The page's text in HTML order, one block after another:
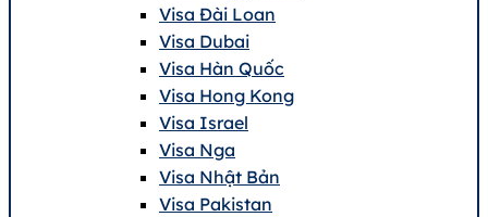
Visa Đài Loan
Visa Dubai
Visa Hàn Quốc
Visa Hong Kong
Visa Israel
Visa Nga
Visa Nhật Bản
Visa Pakistan